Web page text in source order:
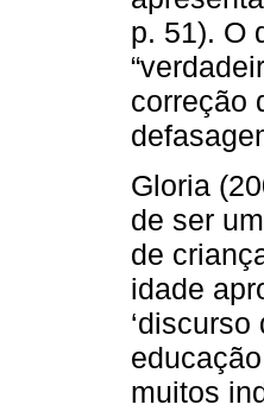
p. 51). O
correção
Gloria
de ser
de
idade
muitos